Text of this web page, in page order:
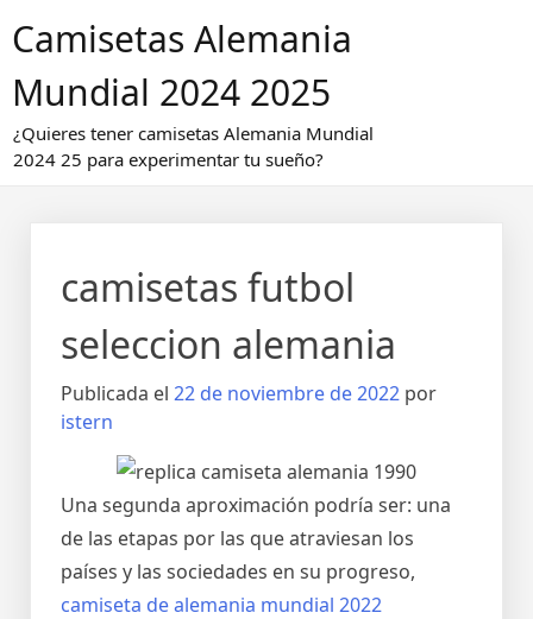
alCamisetas Alemania
Mundial 2024 2025
¿Quieres tener camisetas Alemania Mundial
2024 25 para experimentar tu sueño?
camisetas futbol
seleccion alemania
Publicada el 22 de noviembre de 2022 por
istern
Una segunda aproximación podría ser: una
de las etapas por las que atraviesan los
países y las sociedades en su progreso,
camiseta de alemania mundial 2022